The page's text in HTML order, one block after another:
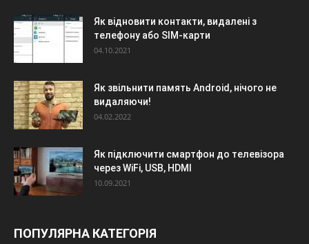
Як відновити контакти, видалені з
телефону або SIM-карти
04.10.2021
Як звільнити память Android, нічого не
видаляючи!
04.02.2022
Як підключити смартфон до телевізора
через WiFi, USB, HDMI
10.09.2021
ПОПУЛЯРНА КАТЕГОРІЯ